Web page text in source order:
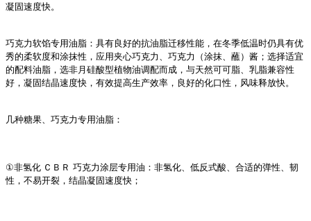
凝固速度快。
巧克力软馅专用油脂 ： 具有良好的抗油脂迁移性能 ， 在冬季低温时仍具有优
秀的柔软度和涂抹性 ， 应用夹心巧克力 巧克力 （涂抹 蘸） 酱 ； 选择适宜
的配料油脂 ， 选非月硅酸型植物油调配而成 ， 与天然可可脂
乳脂兼容性
好 ， 凝固结晶速度快 ， 有效提高生产效率 ， 良好的化口性 ， 风味释放快。
几种糖果 巧克力专用油脂 ：
①非氢化 ＣＢＲ 巧克力涂层专用油 ： 非氢化 低反式酸 合适的弹性
韧
性 ， 不易开裂 ， 结晶凝固速度快 ；